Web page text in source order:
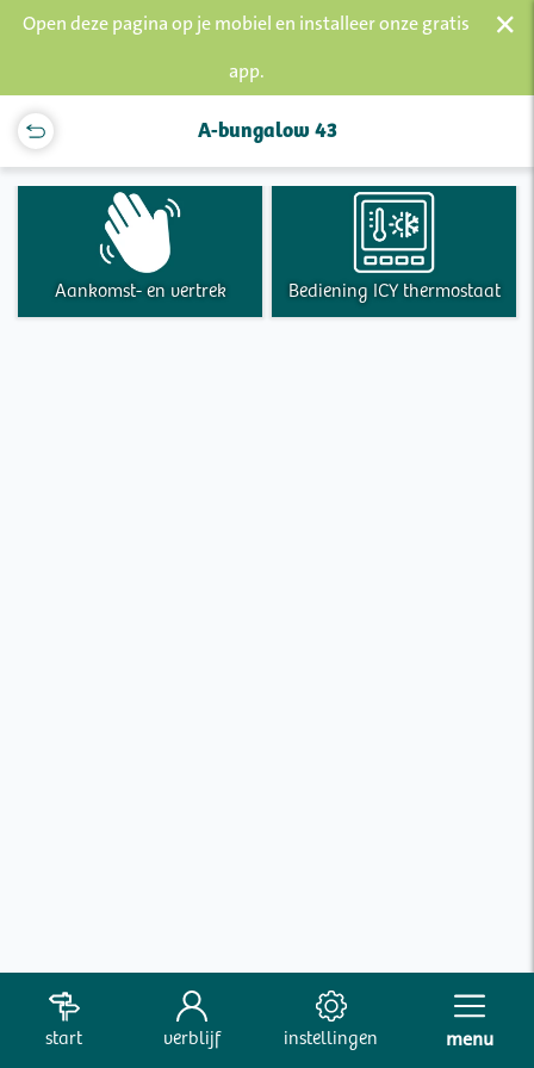
Open deze pagina op je mobiel en installeer onze gratis
app.
×
A-bungalow 43
Aankomst- en vertrek Bediening ICY thermostaat
start verblijf instellingen menu